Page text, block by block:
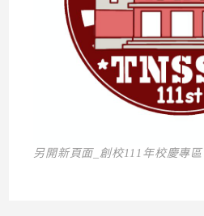
另開新頁面_創校111年校慶專區